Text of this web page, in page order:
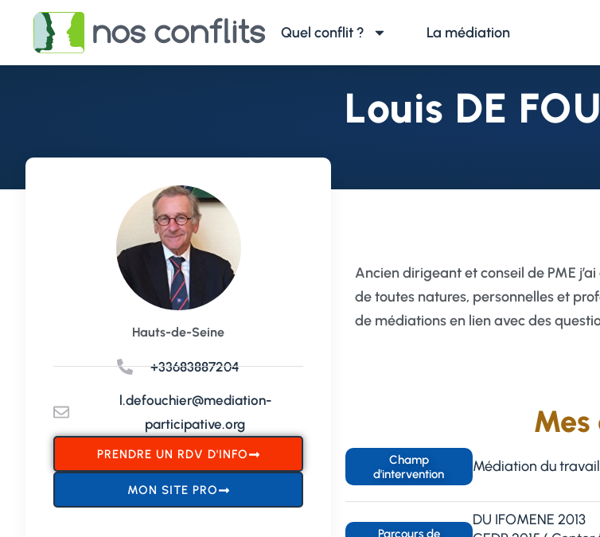
Quel conflit ? La médiation
Louis DE
Hauts-de-Seine
+33683887204
l.defouchier@mediation-
participative.org
PRENDRE UN RDV D'INFO
MON SITE PRO
Ancien dirigeant et conseil de PME
de toutes natures, personnelles et
de médiations en lien avec des
Mes
Champ
d'intervention
Médiation du
Parcours de
DU IFOMENE 2013